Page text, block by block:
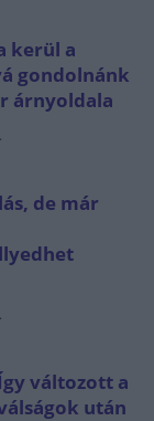
kerül a
gondolnánk
árnyoldala
de már
változott a
után